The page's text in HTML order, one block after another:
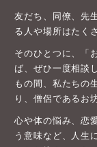
友だち、同僚、先
る人や場所はたく
そのひとつに、「
ば、ぜひ一度相談
もの間、私たちの
り、僧侶であるお
心や体の悩み、恋
う意味など、人生